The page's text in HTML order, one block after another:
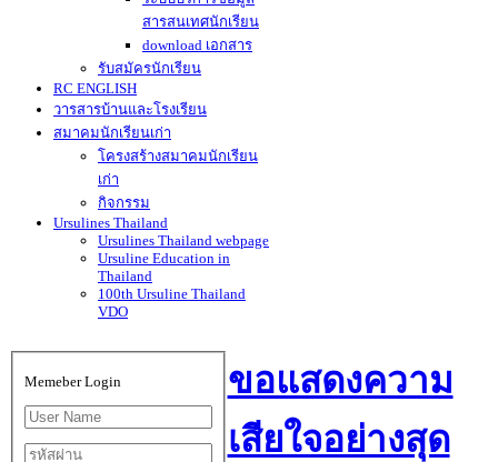
สารสนเทศนักเรียน
download เอกสาร
รับสมัครนักเรียน
RC ENGLISH
วารสารบ้านและโรงเรียน
สมาคมนักเรียนเก่า
โครงสร้างสมาคมนักเรียน
เก่า
กิจกรรม
Ursulines Thailand
Ursulines Thailand webpage
Ursuline Education in
Thailand
100th Ursuline Thailand
VDO
Memeber Login
ขอแสดงความ
เสียใจอย่างสุด